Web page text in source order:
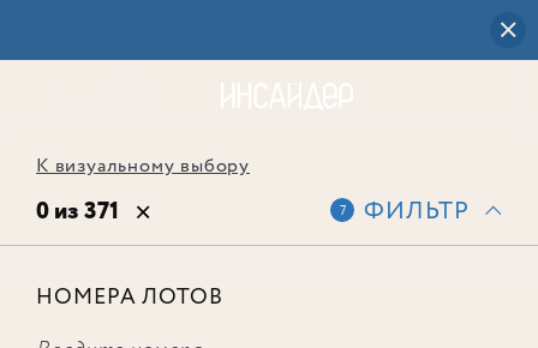
К визуальному выбору
0 из 371 7 ФИЛЬТР
НОМЕРА ЛОТОВ